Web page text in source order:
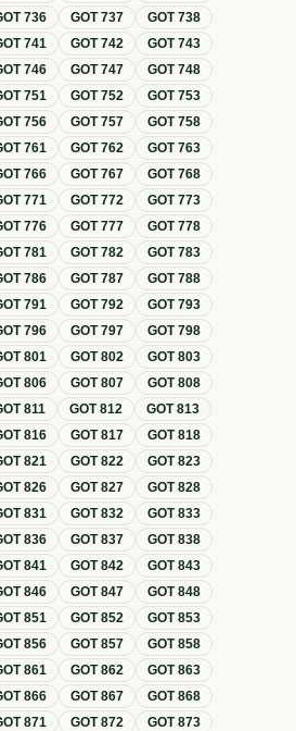
736 GOT737 GOT738
741 GOT742 GOT743
746 GOT747 GOT748
751 GOT752 GOT753
756 GOT757 GOT758
761 GOT762 GOT763
766 GOT767 GOT768
771 GOT772 GOT773
776 GOT777 GOT778
781 GOT782 GOT783
786 GOT787 GOT788
791 GOT792 GOT793
796 GOT797 GOT798
801 GOT802 GOT803
806 GOT807 GOT808
811 GOT812 GOT813
816 GOT817 GOT818
821 GOT822 GOT823
826 GOT827 GOT828
831 GOT832 GOT833
836 GOT837 GOT838
841 GOT842 GOT843
846 GOT847 GOT848
851 GOT852 GOT853
856 GOT857 GOT858
861 GOT862 GOT863
866 GOT867 GOT868
871 GOT872 GOT873